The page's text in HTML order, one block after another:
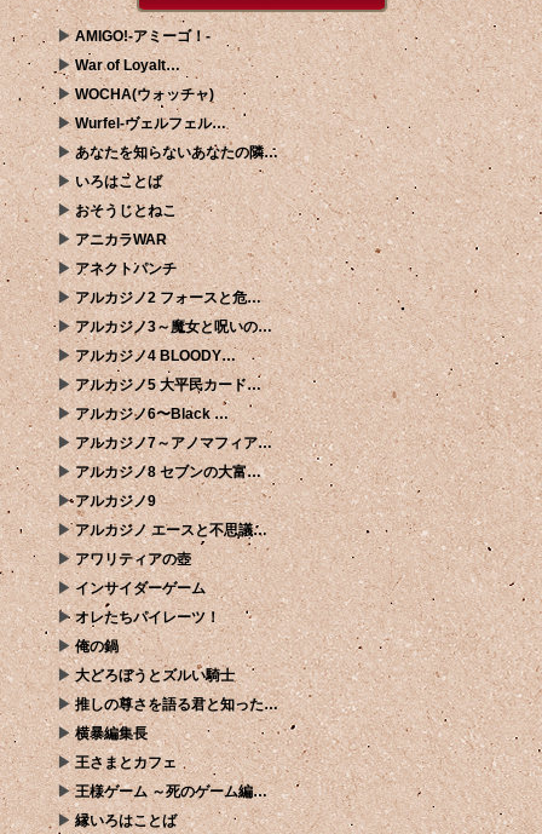
AMIGO!-アミーゴ！-
War of Loyalt…
WOCHA(ウォッチャ)
Wurfel-ヴェルフェル…
あなたを知らないあなたの隣…
いろはことば
おそうじとねこ
アニカラWAR
アネクトパンチ
アルカジノ2 フォースと危…
アルカジノ3～魔女と呪いの…
アルカジノ4 BLOODY…
アルカジノ5 大平民カード…
アルカジノ6〜Black …
アルカジノ7～アノマフィア…
アルカジノ8 セブンの大富…
アルカジノ9
アルカジノ エースと不思議…
アワリティアの壺
インサイダーゲーム
オレたちパイレーツ！
俺の鍋
大どろぼうとズルい騎士
推しの尊さを語る君と知った…
横暴編集長
王さまとカフェ
王様ゲーム ～死のゲーム編…
縁いろはことば